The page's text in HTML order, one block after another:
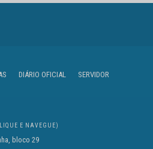
DIÁRIO OFICIAL SERVIDOR
E NAVEGUE)
bloco 29